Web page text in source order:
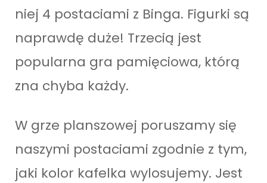
niej 4 postaciami z Binga. Figurki są
naprawdę duże! Trzecią jest
popularna gra pamięciowa, którą
zna chyba każdy.
W grze planszowej poruszamy się
naszymi postaciami zgodnie z tym,
jaki kolor kafelka wylosujemy. Jest